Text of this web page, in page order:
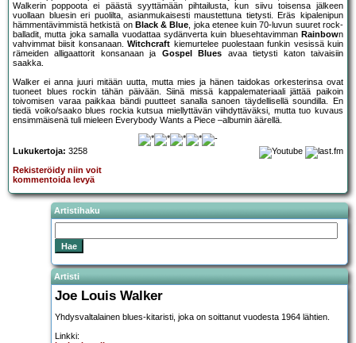
Walkerin poppoota ei päästä syyttämään pihtailusta, kun siivu toisensa jälkeen
vuollaan bluesin eri puolilta, asianmukaisesti maustettuna tietysti. Eräs kipalenipun
hämmentävimmistä hetkistä on Black & Blue, joka etenee kuin 70-luvun suuret rock-
balladit, mutta joka samalla vuodattaa sydänverta kuin bluesehtavimman Rainbown
vahvimmat biisit konsanaan.Witchcraft kiemurtelee puolestaan funkin vesissä kuin
rämeiden alligaattorit konsanaan ja Gospel Blues avaa tietysti katon taivaisiin
saakka.
Walker ei anna juuri mitään uutta, mutta mies ja hänen taidokas orkesterinsa ovat
tuoneet blues rockin tähän päivään. Siinä missä kappalemateriaali jättää paikoin
toivomisen varaa paikkaa bändi puutteet sanalla sanoen täydellisellä soundilla. En
tiedä voiko/saako blues rockia kutsua miellyttävän viihdyttäväksi, mutta tuo kuvaus
ensimmäisenä tuli mieleen Everybody Wants a Piece –albumin äärellä.
Lukukertoja: 3258
Rekisteröidy niin voit
kommentoida levyä
Artistihaku
Artisti
Joe Louis Walker
Yhdysvaltalainen blues-kitaristi, joka on soittanut vuodesta 1964 lähtien.
Linkki: